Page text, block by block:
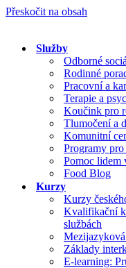
Přeskočit na obsah
Služby
Odborné
Rodinné
Pracovní a
Terapie a
Koučink pro
Tlumočení a
Komunitní
Programy
Pomoc lidem
Food Blog
Kurzy
Kurzy
Kvalifikační
službách
Základy
E-learning: